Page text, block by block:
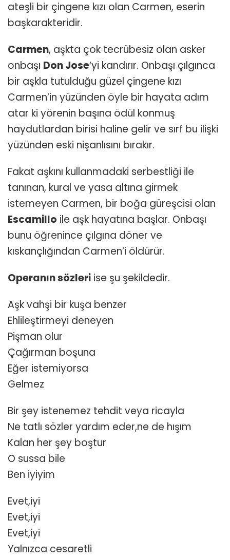
ateşli bir çingene kızı olan Carmen, eserin
başkarakteridir.
Carmen, aşkta çok tecrübesiz olan asker
onbaşı Don Jose‘yi kandırır. Onbaşı çılgınca
bir aşkla tutulduğu güzel çingene kızı
Carmen’in yüzünden öyle bir hayata adım
atar ki yörenin başına ödül konmuş
haydutlardan birisi haline gelir ve sırf bu ilişki
yüzünden eski nişanlısını bırakır.
Fakat aşkını kullanmadaki serbestliği ile
tanınan, kural ve yasa altına girmek
istemeyen Carmen, bir boğa güreşcisi olan
Escamillo ile aşk hayatına başlar. Onbaşı
bunu öğrenince çılgına döner ve
kıskançlığından Carmen’i öldürür.
Operanın sözleri ise şu şekildedir.
Aşk vahşi bir kuşa benzer
Ehlileştirmeyi deneyen
Pişman olur
Çağırman boşuna
Eğer istemiyorsa
Gelmez
Bir şey istenemez tehdit veya ricayla
Ne tatlı sözler yardım eder,ne de hışım
Kalan her şey boştur
O sussa bile
Ben iyiyim
Evet,iyi
Evet,iyi
Evet,iyi
Yalnızca cesaretli